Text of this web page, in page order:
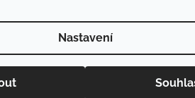
Nastavení